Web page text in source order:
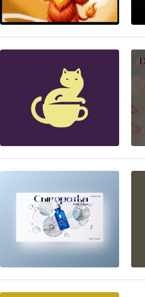
27
6